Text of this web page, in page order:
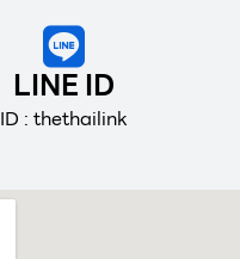
LINE ID
ID : thethailink